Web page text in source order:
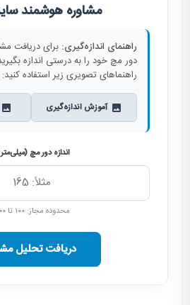
مشاوره هوشمند
راهنمای اندازه‌گیری: برای دریافت
دور مچ خود را به درستی اندازه
راهنماهای تصویری زیر استفاده کنید:
آموزش اندازه‌گیری
اندازه دور مچ
محدوده مجاز: ۱۰۰ تا ۳۰۰
دریافت تحلیل